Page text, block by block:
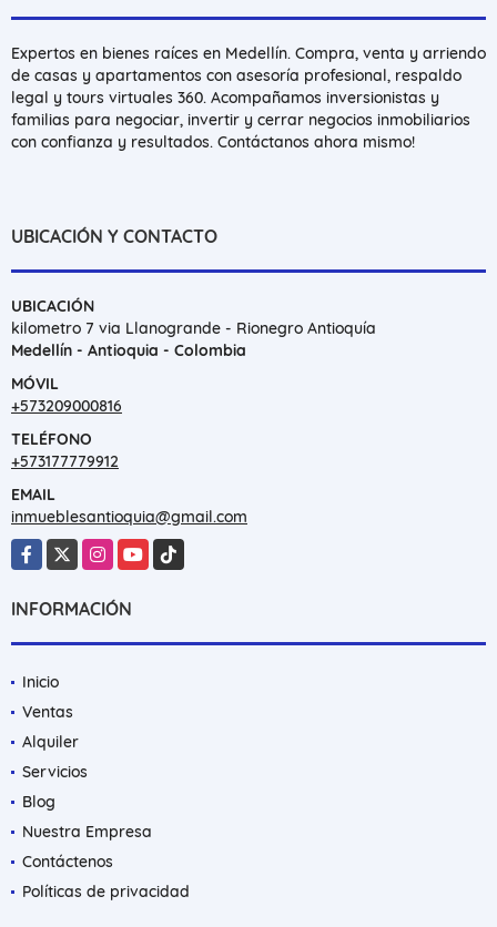
Expertos en bienes raíces en Medellín. Compra, venta y arriendo
de casas y apartamentos con asesoría profesional, respaldo
legal y tours virtuales 360. Acompañamos inversionistas y
familias para negociar, invertir y cerrar negocios inmobiliarios
con confianza y resultados. Contáctanos ahora mismo!
UBICACIÓN Y CONTACTO
UBICACIÓN
kilometro 7 via Llanogrande - Rionegro Antioquía
Medellín - Antioquia - Colombia
MÓVIL
+573209000816
TELÉFONO
+573177779912
EMAIL
inmueblesantioquia@gmail.com
Facebook
X InstagramYouTubeTikTok
INFORMACIÓN
Inicio
Ventas
Alquiler
Servicios
Blog
Nuestra Empresa
Contáctenos
Políticas de privacidad